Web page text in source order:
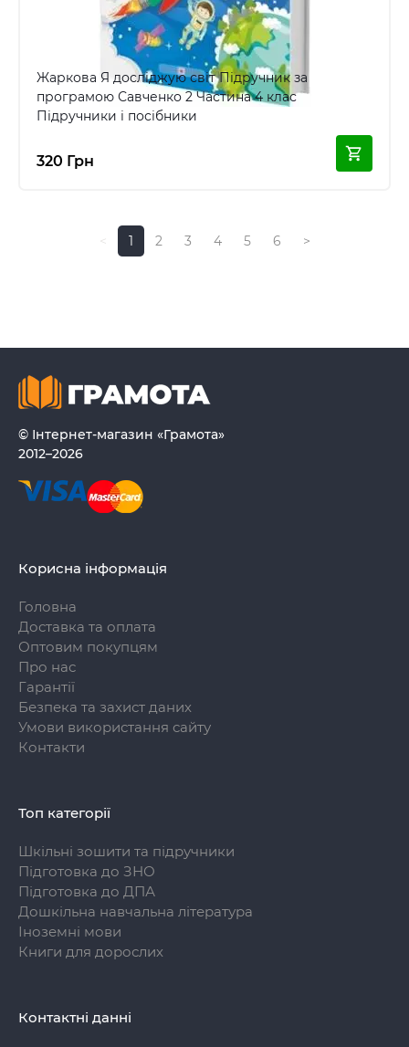
Жаркова Я досліджую світ Підручник за
програмою Савченко 2 Частина 4 клас
Підручники і посібники
320 Грн
< 1 2 3 4 5 6 >
© Інтернет-магазин «Грамота»
2012–2026
Корисна інформація
Головна
Доставка та оплата
Оптовим покупцям
Про нас
Гарантії
Безпека та захист даних
Умови використання сайту
Контакти
Топ категорії
Шкільні зошити та підручники
Підготовка до ЗНО
Підготовка до ДПА
Дошкільна навчальна література
Іноземні мови
Книги для дорослих
Контактні данні